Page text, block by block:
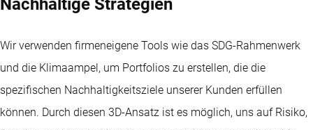
Nachhaltige Strategien
Wir verwenden firmeneigene Tools wie das SDG-Rahmenwerk
und die Klimaampel, um Portfolios zu erstellen, die die
spezifischen Nachhaltigkeitsziele unserer Kunden erfüllen
können. Durch diesen 3D-Ansatz ist es möglich, uns auf Risiko,